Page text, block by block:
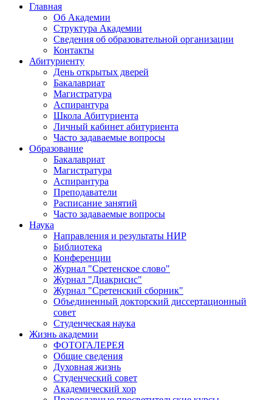
Главная
Об Академии
Структура Академии
Сведения об образовательной организации
Контакты
Абитуриенту
День открытых дверей
Бакалавриат
Магистратура
Аспирантура
Школа Абитуриента
Личный кабинет абитуриента
Часто задаваемые вопросы
Образование
Бакалавриат
Магистратура
Аспирантура
Преподаватели
Расписание занятий
Часто задаваемые вопросы
Наука
Направления и результаты НИР
Библиотека
Конференции
Журнал "Сретенское слово"
Журнал "Диакрисис"
Журнал "Сретенский сборник"
Объединенный докторский диссертационный
совет
Студенческая наука
Жизнь академии
ФОТОГАЛЕРЕЯ
Общие сведения
Духовная жизнь
Студенческий совет
Академический хор